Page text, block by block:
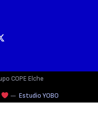
COPE Elche
— Estudio YOBO